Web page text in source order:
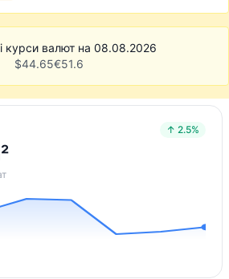
курси валют на 08.08.2026
$44.65€51.6
↑ 2.5%